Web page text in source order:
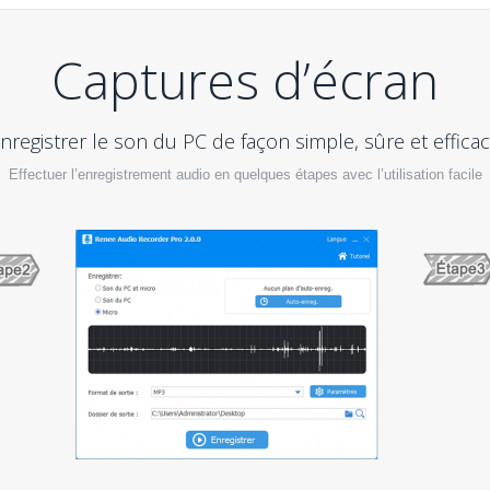
Captures d’écran
le son du PC de façon simple, sûre et
Effectuer l’enregistrement audio en quelques étapes avec l’utilisation facile